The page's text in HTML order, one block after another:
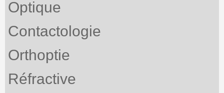
Optique
Contactologie
Orthoptie
Réfractive